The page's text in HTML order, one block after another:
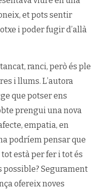
et pots sentir
i poder fugir d’allà
ranci, però és ple
i llums. L’autora
que potser ens
prengui una nova
empatia, en
podríem pensar que
està per fer i tot és
possible? Segurament
ofereix noves